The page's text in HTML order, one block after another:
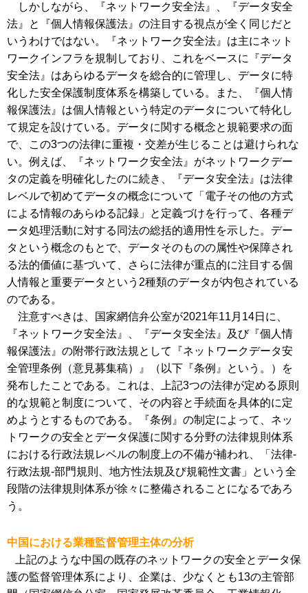
しかしながら、『ネットワーク安全法』、『データ安全
法』と『個人情報保護法』の注目する視点が全く同じだと
いうわけではない。『ネットワーク安全法』は主にネット
ワークインフラを規制しており、これをベースに『データ
安全法』はあらゆるデータを総合的に管理し、データに特
化した安全保護制度体系を構築している。また、『個人情
報保護法』は個人情報という特定のデータについて特化し
て規定を設けている。データに関する概念と規範要求の面
で、この3つの法律に重複・交差が生じることは避けられな
い。例えば、『ネットワーク安全法』がネットワークデー
タの定義を明確化したのに続き、『データ安全法』は法律
レベルで初めてデータの概念について「電子その他の方式
による情報のあらゆる記録」と定義づけを行って、各種デ
ータ処理活動に対する同法の総括的適用性を示した。デー
タという概念のもとで、データそのものの属性や保障され
る法的価値に基づいて、さらに法律が重点的に注目する個
人情報と重要データという2種類のデータが内包されている
のである。
注意すべきは、国家網信弁公室が2021年11月14日に、
『ネットワーク安全法』、『データ安全法』及び『個人情
報保護法』の附帯行政法規として『ネットワークデータ安
全管理条例（意見募集稿）』（以下『条例』という。）を
発布したことである。これは、上記3つの法律が定める原則
的な規範と制度について、その内容と手続面を具体的に定
めようとするものである。『条例』の制定によって、ネッ
トワークの安全とデータ保護に関する分野の法律規則体系
における行政法規レベルの制度上の不備が補われ、「法律-
行政法規-部門規則、地方性法規及び規範性文書」という全
段階の法律規則体系が徐々に整備されることになるであろ
う 。
中国における業種監督管理主体の分析
上記のような中国の既存のネットワークの安全とデータ保
護の監督管理体系により、企業は、少なくとも13の主管部